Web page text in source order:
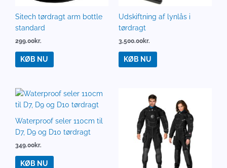
Sitech tørdragt arm bottle
standard
299.00kr.
KØB NU
Udskiftning af lynlås i
tørdragt
3,500.00kr.
KØB NU
Waterproof seler 110cm til
D7, D9 og D10 tørdragt
349.00kr.
KØB NU